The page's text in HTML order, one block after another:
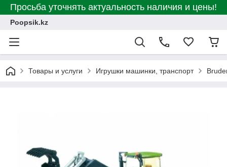
Просьба уточнять актуальность наличия и цены!
Poopsik.kz
Товары и услуги Игрушки машинки, транспорт